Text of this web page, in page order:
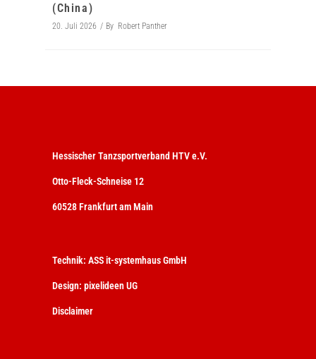
(China)
20. Juli 2026 By Robert Panther
Hessischer Tanzsportverband HTV e.V.
Otto-Fleck-Schneise 12
60528 Frankfurt am Main
Technik: ASS it-systemhaus GmbH
Design: pixelideen UG
Disclaimer